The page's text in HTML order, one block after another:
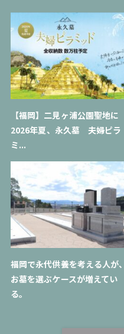
【福岡】二見ヶ浦公園聖地に
2026年夏、永久墓 夫婦ピラ
ミ...
福岡で永代供養を考える人が、
お墓を選ぶケースが増えてい
る。